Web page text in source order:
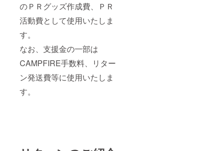
のＰＲグッズ作成費、ＰＲ
活動費として使用いたしま
す。
なお、支援金の一部は
CAMPFIRE手数料、リター
ン発送費等に使用いたしま
す。